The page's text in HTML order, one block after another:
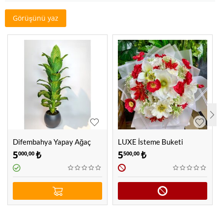
Görüşünü yaz
Difembahya Yapay Ağaç
5000,00 ₺
LUXE İsteme Buketi
Kırmızı
5500,00 ₺